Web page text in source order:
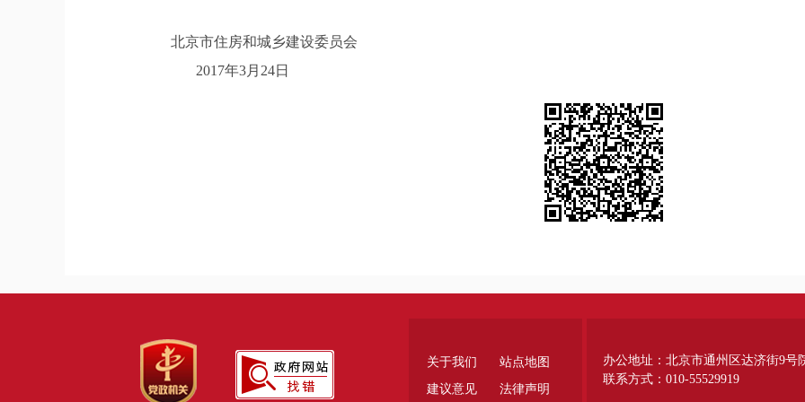
北京市住房和城乡建设委员会
2017年3月24日
关于我们
站点地图
建议意见
法律声明
办公地址：北京市通州区达济街9号
联系方式：010-55529919